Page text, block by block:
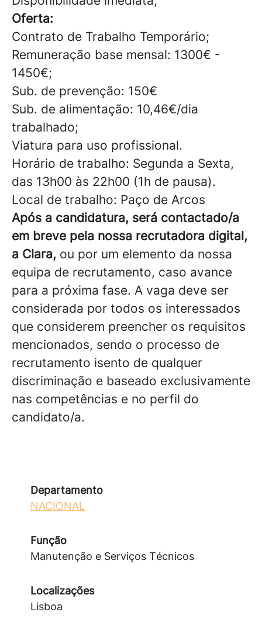
Oferta:
Contrato de Trabalho Temporário;
Remuneração base mensal: 1300€ -
1450€;
Sub. de prevenção: 150€
Sub. de alimentação: 10,46€/dia
trabalhado;
Viatura para uso profissional.
Horário de trabalho: Segunda a Sexta,
das 13h00 às 22h00 (1h de pausa).
Local de trabalho: Paço de Arcos
Após a candidatura, será contactado/a
em breve pela nossa recrutadora digital,
a Clara, ou por um elemento da nossa
equipa de recrutamento, caso avance
para a próxima fase. A vaga deve ser
considerada por todos os interessados
que considerem preencher os requisitos
mencionados, sendo o processo de
recrutamento isento de qualquer
discriminação e baseado exclusivamente
nas competências e no perfil do
candidato/a.
Departamento
NACIONAL
Função
Manutenção e Serviços Técnicos
Localizações
Lisboa